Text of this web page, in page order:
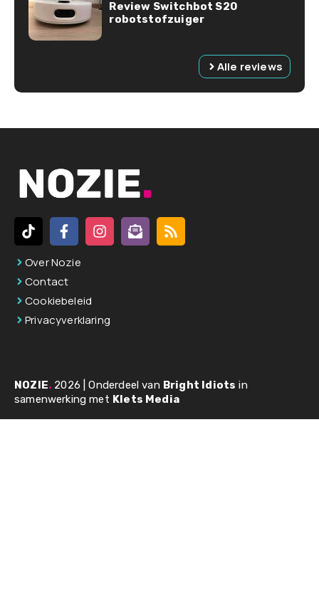
Review Switchbot S20
robotstofzuiger
Alle reviews
Over Nozie
Contact
Cookiebeleid
Privacyverklaring
NOZIE. 2026 | Onderdeel van Bright Idiots in
samenwerking met Klets Media